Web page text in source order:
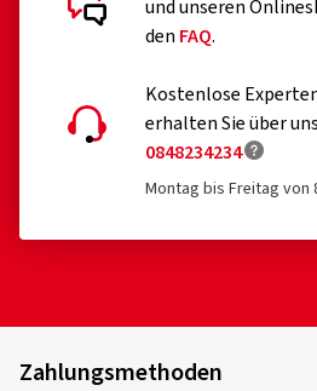
und unseren
den FAQ.
Kostenlose
erhalten Sie über
0848234234
Montag bis Freitag von
Zahlungsmethoden